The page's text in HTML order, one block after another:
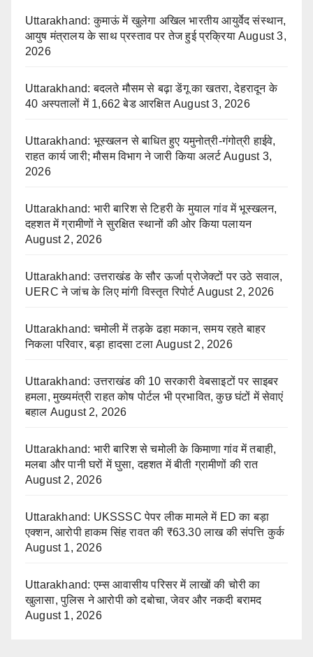
Uttarakhand: कुमाऊं में खुलेगा अखिल भारतीय आयुर्वेद संस्थान,
आयुष मंत्रालय के साथ प्रस्ताव पर तेज हुई प्रक्रिया August 3,
2026
Uttarakhand: बदलते मौसम से बढ़ा डेंगू का खतरा, देहरादून के
40 अस्पतालों में 1,662 बेड आरक्षित August 3, 2026
Uttarakhand: भूस्खलन से बाधित हुए यमुनोत्री-गंगोत्री हाईवे,
राहत कार्य जारी; मौसम विभाग ने जारी किया अलर्ट August 3,
2026
Uttarakhand: भारी बारिश से टिहरी के मुयाल गांव में भूस्खलन,
दहशत में ग्रामीणों ने सुरक्षित स्थानों की ओर किया पलायन
August 2, 2026
Uttarakhand: उत्तराखंड के सौर ऊर्जा प्रोजेक्टों पर उठे सवाल,
UERC ने जांच के लिए मांगी विस्तृत रिपोर्ट August 2, 2026
Uttarakhand: चमोली में तड़के ढहा मकान, समय रहते बाहर
निकला परिवार, बड़ा हादसा टला August 2, 2026
Uttarakhand: उत्तराखंड की 10 सरकारी वेबसाइटों पर साइबर
हमला, मुख्यमंत्री राहत कोष पोर्टल भी प्रभावित, कुछ घंटों में सेवाएं
बहाल August 2, 2026
Uttarakhand: भारी बारिश से चमोली के किमाणा गांव में तबाही,
मलबा और पानी घरों में घुसा, दहशत में बीती ग्रामीणों की रात
August 2, 2026
Uttarakhand: UKSSSC पेपर लीक मामले में ED का बड़ा
एक्शन, आरोपी हाकम सिंह रावत की ₹63.30 लाख की संपत्ति कुर्क
August 1, 2026
Uttarakhand: एम्स आवासीय परिसर में लाखों की चोरी का
खुलासा, पुलिस ने आरोपी को दबोचा, जेवर और नकदी बरामद
August 1, 2026